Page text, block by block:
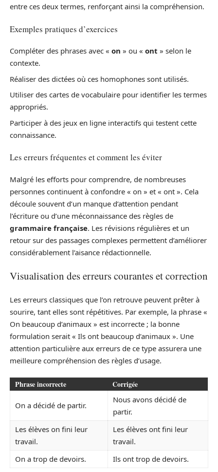
entre ces deux termes, renforçant ainsi la compréhension.
Exemples pratiques d’exercices
Compléter des phrases avec « on » ou « ont » selon le
contexte.
Réaliser des dictées où ces homophones sont utilisés.
Utiliser des cartes de vocabulaire pour identifier les termes
appropriés.
Participer à des jeux en ligne interactifs qui testent cette
connaissance.
Les erreurs fréquentes et comment les éviter
Malgré les efforts pour comprendre, de nombreuses
personnes continuent à confondre « on » et « ont ». Cela
découle souvent d’un manque d’attention pendant
l’écriture ou d’une méconnaissance des règles de
grammaire française. Les révisions régulières et un
retour sur des passages complexes permettent d’améliorer
considérablement l’aisance rédactionnelle.
Visualisation des erreurs courantes et correction
Les erreurs classiques que l’on retrouve peuvent prêter à
sourire, tant elles sont répétitives. Par exemple, la phrase «
On beaucoup d’animaux » est incorrecte ; la bonne
formulation serait « Ils ont beaucoup d’animaux ». Une
attention particulière aux erreurs de ce type assurera une
meilleure compréhension des règles d’usage.
Phrase incorrecte Corrigée
On a décidé de partir.
Nous avons décidé de
partir.
Les élèves on fini leur
travail.
Les élèves ont fini leur
travail.
On a trop de devoirs.
Ils ont trop de devoirs.